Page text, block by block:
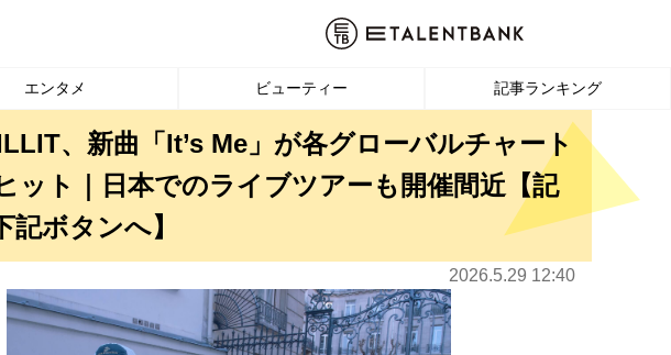
エンタメ ビューティー 記事ランキング
ILLIT、新曲「It’s Me」が各グローバルチャート
ット｜日本でのライブツアーも開催間近【記
記ボタンへ】
2026.5.29 12:40